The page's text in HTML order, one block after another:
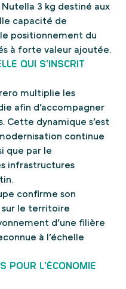
3 kg destiné aux
capacité de
positionnement du
à forte valeur ajoutée.
QUI S’INSCRIT
multiplie les
afin d’accompagner
Cette dynamique s’est
continue
que par le
infrastructures
confirme son
le territoire
d’une filière
à l’échelle
POUR L’ÉCONOMIE